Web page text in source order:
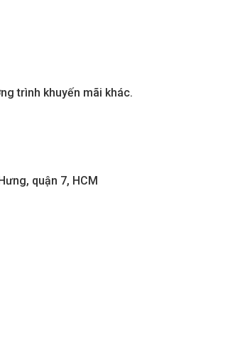
trình khuyến mãi khác.
quận 7, HCM